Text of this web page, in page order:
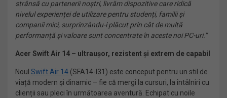
strânsă cu partenerii noștri, livrăm dispozitive care ridică
nivelul experienței de utilizare pentru studenți, familii și
companii mici, surprinzându-i plăcut prin cât de multă
performanță și valoare sunt concentrate în aceste noi PC-uri.”
Acer Swift Air 14 – ultraușor, rezistent și extrem de capabil
Noul Swift Air 14 (SFA14-I31) este conceput pentru un stil de
viață modern și dinamic – fie că mergi la cursuri, la întâlniri cu
clienții sau pleci în următoarea aventură. Echipat cu noile